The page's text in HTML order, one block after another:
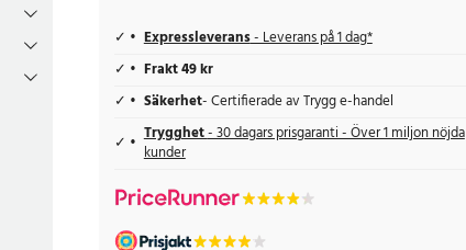
Expressleverans- Leverans på 1 dag*
Frakt 49 kr
Säkerhet- Certifierade av Trygg e-handel
Trygghet- 30 dagars prisgaranti - Över 1 miljon nöjda
kunder